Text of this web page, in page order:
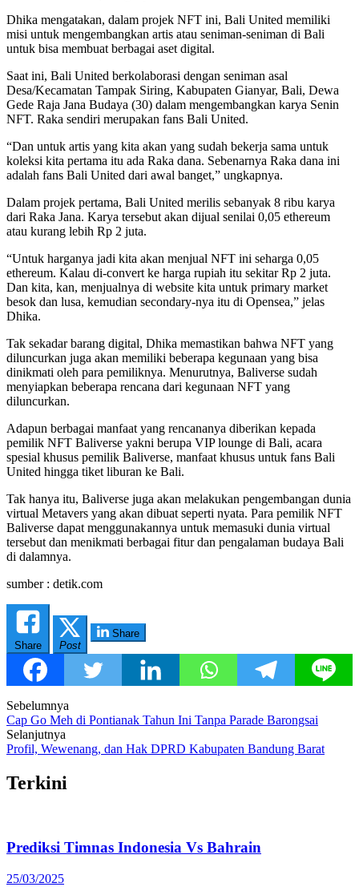
Dhika mengatakan, dalam projek NFT ini, Bali United memiliki
misi untuk mengembangkan artis atau seniman-seniman di Bali
untuk bisa membuat berbagai aset digital.
Saat ini, Bali United berkolaborasi dengan seniman asal
Desa/Kecamatan Tampak Siring, Kabupaten Gianyar, Bali, Dewa
Gede Raja Jana Budaya (30) dalam mengembangkan karya Senin
NFT. Raka sendiri merupakan fans Bali United.
“Dan untuk artis yang kita akan yang sudah bekerja sama untuk
koleksi kita pertama itu ada Raka dana. Sebenarnya Raka dana ini
adalah fans Bali United dari awal banget,” ungkapnya.
Dalam projek pertama, Bali United merilis sebanyak 8 ribu karya
dari Raka Jana. Karya tersebut akan dijual senilai 0,05 ethereum
atau kurang lebih Rp 2 juta.
“Untuk harganya jadi kita akan menjual NFT ini seharga 0,05
ethereum. Kalau di-convert ke harga rupiah itu sekitar Rp 2 juta.
Dan kita, kan, menjualnya di website kita untuk primary market
besok dan lusa, kemudian secondary-nya itu di Opensea,” jelas
Dhika.
Tak sekadar barang digital, Dhika memastikan bahwa NFT yang
diluncurkan juga akan memiliki beberapa kegunaan yang bisa
dinikmati oleh para pemiliknya. Menurutnya, Baliverse sudah
menyiapkan beberapa rencana dari kegunaan NFT yang
diluncurkan.
Adapun berbagai manfaat yang rencananya diberikan kepada
pemilik NFT Baliverse yakni berupa VIP lounge di Bali, acara
spesial khusus pemilik Baliverse, manfaat khusus untuk fans Bali
United hingga tiket liburan ke Bali.
Tak hanya itu, Baliverse juga akan melakukan pengembangan dunia
virtual Metavers yang akan dibuat seperti nyata. Para pemilik NFT
Baliverse dapat menggunakannya untuk memasuki dunia virtual
tersebut dan menikmati berbagai fitur dan pengalaman budaya Bali
di dalamnya.
sumber : detik.com
Share Post
Share
Post
navigation
Sebelumnya
Cap Go Meh di Pontianak Tahun Ini Tanpa Parade Barongsai
Selanjutnya
Profil, Wewenang, dan Hak DPRD Kabupaten Bandung Barat
Terkini
Prediksi Timnas Indonesia Vs Bahrain
25/03/2025